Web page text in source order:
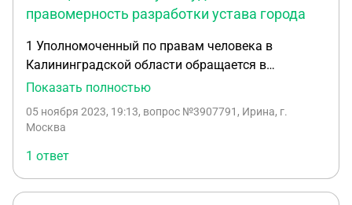
правомерность разработки устава города
1 Уполномоченный по правам человека в
Калининградской области обращается в
Конституционный суд РФ с конституционной
нарушено законом Калининградской области,
правовую оценку данной ситуации. 2При
разработке проекта Устава города N. специально
созданная для этого комиссия, ссылаясь на
Показать полностью
05 ноября 2023, 19:13, вопрос №3907791, Ирина, г.
Москва
1 ответ